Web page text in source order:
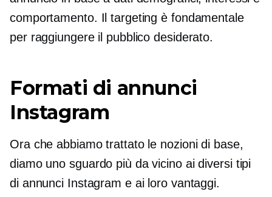
comportamento. Il targeting è fondamentale
per raggiungere il pubblico desiderato.
Formati di annunci
Instagram
Ora che abbiamo trattato le nozioni di base,
diamo uno sguardo più da vicino ai diversi tipi
di annunci Instagram e ai loro vantaggi.